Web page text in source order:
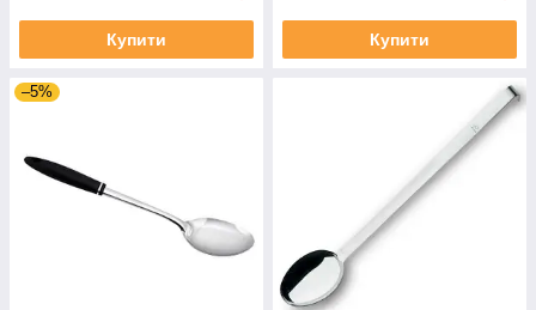
Купити Купити
–5%